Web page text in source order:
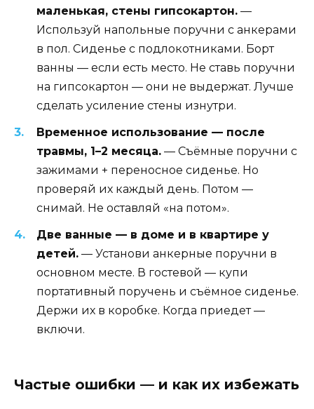
маленькая, стены гипсокартон. —
Используй напольные поручни с анкерами
в пол. Сиденье с подлокотниками. Борт
ванны — если есть место. Не ставь поручни
на гипсокартон — они не выдержат. Лучше
сделать усиление стены изнутри.
Временное использование — после
травмы, 1–2 месяца. — Съёмные поручни с
зажимами + переносное сиденье. Но
проверяй их каждый день. Потом —
снимай. Не оставляй «на потом».
Две ванные — в доме и в квартире у
детей. — Установи анкерные поручни в
основном месте. В гостевой — купи
портативный поручень и съёмное сиденье.
Держи их в коробке. Когда приедет —
включи.
Частые ошибки — и как их избежать